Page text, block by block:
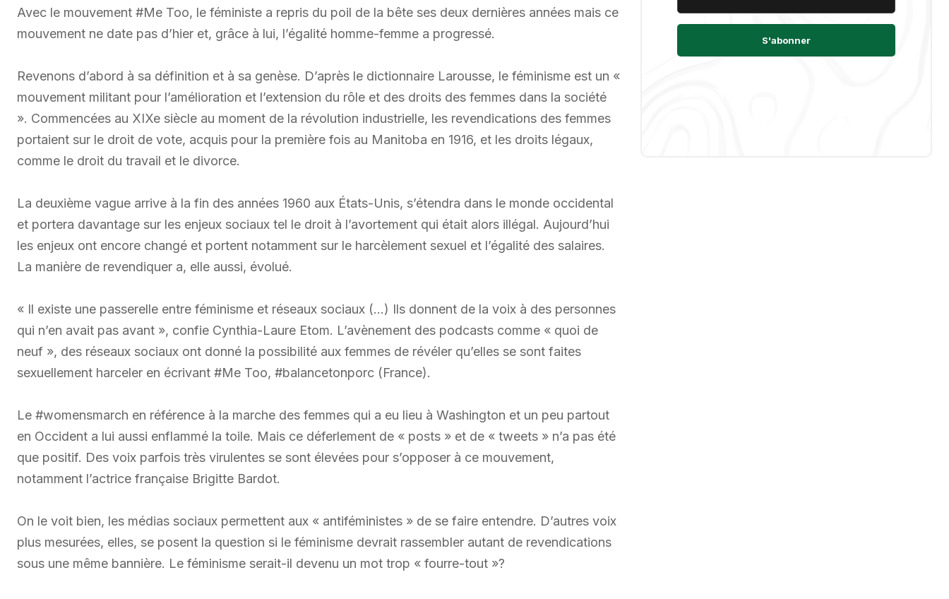
Avec le mouvement #Me Too, le féministe a repris du poil de la bête ses deux dernières années mais ce
mouvement ne date pas d’hier et, grâce à lui, l’égalité homme-femme a progressé.
Revenons d’abord à sa définition et à sa genèse. D’après le dictionnaire Larousse, le féminisme est un «
mouvement militant pour l’amélioration et l’extension du rôle et des droits des femmes dans la société
». Commencées au XIXe siècle au moment de la révolution industrielle, les revendications des femmes
portaient sur le droit de vote, acquis pour la première fois au Manitoba en 1916, et les droits légaux,
comme le droit du travail et le divorce.
La deuxième vague arrive à la fin des années 1960 aux États-Unis, s’étendra dans le monde occidental
et portera davantage sur les enjeux sociaux tel le droit à l’avortement qui était alors illégal. Aujourd’hui
les enjeux ont encore changé et portent notamment sur le harcèlement sexuel et l’égalité des salaires.
La manière de revendiquer a, elle aussi, évolué.
« Il existe une passerelle entre féminisme et réseaux sociaux (…) Ils donnent de la voix à des personnes
qui n’en avait pas avant », confie Cynthia-Laure Etom. L’avènement des podcasts comme « quoi de
neuf », des réseaux sociaux ont donné la possibilité aux femmes de révéler qu’elles se sont faites
sexuellement harceler en écrivant #Me Too, #balancetonporc (France).
Le #womensmarch en référence à la marche des femmes qui a eu lieu à Washington et un peu partout
en Occident a lui aussi enflammé la toile. Mais ce déferlement de « posts » et de « tweets » n’a pas été
que positif. Des voix parfois très virulentes se sont élevées pour s’opposer à ce mouvement,
notamment l’actrice française Brigitte Bardot.
On le voit bien, les médias sociaux permettent aux « antiféministes » de se faire entendre. D’autres voix
plus mesurées, elles, se posent la question si le féminisme devrait rassembler autant de revendications
sous une même bannière. Le féminisme serait-il devenu un mot trop « fourre-tout »?